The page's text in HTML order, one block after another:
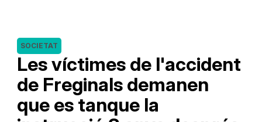
Les víctimes de l'accident
de Freginals demanen
que es tanque la
SOCIETAT